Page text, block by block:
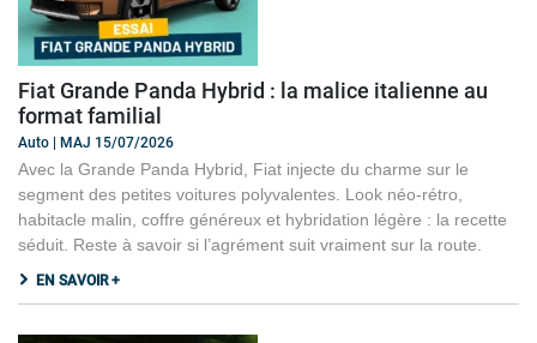
Fiat Grande Panda Hybrid : la malice italienne au
format familial
Auto | MAJ 15/07/2026
Avec la Grande Panda Hybrid, Fiat injecte du charme sur le
segment des petites voitures polyvalentes. Look néo-rétro,
habitacle malin, coffre généreux et hybridation légère : la recette
séduit. Reste à savoir si l’agrément suit vraiment sur la route.
EN SAVOIR +